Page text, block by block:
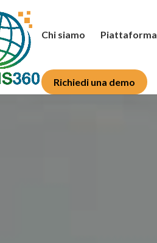
Chi siamo Piattaforma
Richiedi una demo